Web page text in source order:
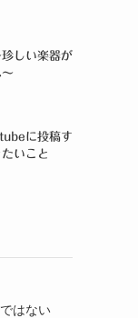
しい楽器が
に投稿す
いこと
はない